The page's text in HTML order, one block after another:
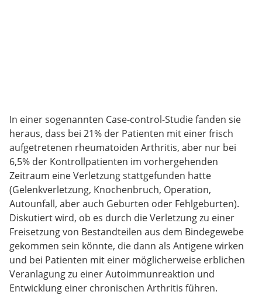
In einer sogenannten Case-control-Studie fanden sie
heraus, dass bei 21% der Patienten mit einer frisch
aufgetretenen rheumatoiden Arthritis, aber nur bei
6,5% der Kontrollpatienten im vorhergehenden
Zeitraum eine Verletzung stattgefunden hatte
(Gelenkverletzung, Knochenbruch, Operation,
Autounfall, aber auch Geburten oder Fehlgeburten).
Diskutiert wird, ob es durch die Verletzung zu einer
Freisetzung von Bestandteilen aus dem Bindegewebe
gekommen sein könnte, die dann als Antigene wirken
und bei Patienten mit einer möglicherweise erblichen
Veranlagung zu einer Autoimmunreaktion und
Entwicklung einer chronischen Arthritis führen.